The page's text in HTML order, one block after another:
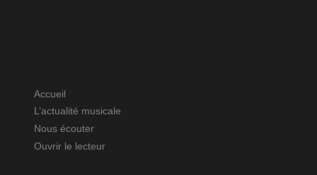
Accueil
L’actualité musicale
Nous écouter
Ouvrir le lecteur